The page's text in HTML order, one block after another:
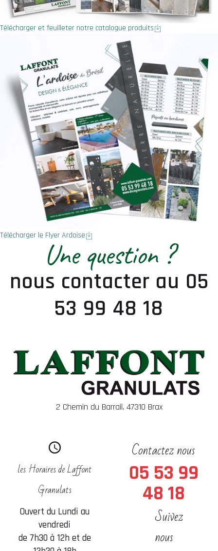
Télécharger et feuilleter notre catalogue produits
Télécharger le Flyer Ardoise
Une question ?
nous contacter au 05
53 99 48 18
2 Chemin du Barrail, 47310 Brax
les Horaires de Laffont
Granulats
Ouvert du Lundi au
vendredi
de 7h30 à 12h et de
Contactez nous
05 53 99
48 18
Suivez
nous